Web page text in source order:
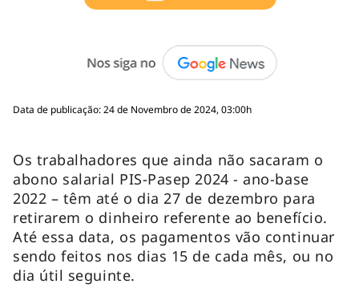
Data de publicação: 24 de Novembro de 2024, 03:00h
Os trabalhadores que ainda não sacaram o
abono salarial PIS-Pasep 2024 - ano-base
2022 – têm até o dia 27 de dezembro para
retirarem o dinheiro referente ao benefício.
Até essa data, os pagamentos vão continuar
sendo feitos nos dias 15 de cada mês, ou no
dia útil seguinte.